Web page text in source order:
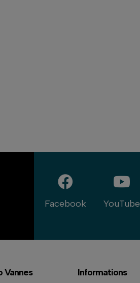
Facebook YouTube
Vannes Informations